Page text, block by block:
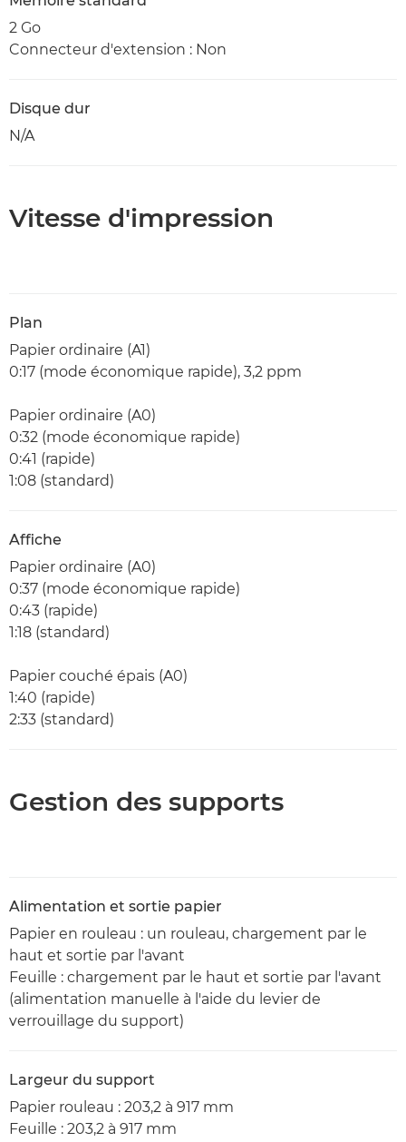
2 Go
Connecteur d'extension : Non
Disque dur
N/A
Vitesse d'impression
Plan
Papier ordinaire (A1)
0:17 (mode économique rapide), 3,2 ppm
Papier ordinaire (A0)
0:32 (mode économique rapide)
0:41 (rapide)
1:08 (standard)
Affiche
Papier ordinaire (A0)
0:37 (mode économique rapide)
0:43 (rapide)
1:18 (standard)
Papier couché épais (A0)
1:40 (rapide)
2:33 (standard)
Gestion des supports
Alimentation et sortie papier
Papier en rouleau : un rouleau, chargement par le
haut et sortie par l'avant
Feuille : chargement par le haut et sortie par l'avant
(alimentation manuelle à l'aide du levier de
verrouillage du support)
Largeur du support
Papier rouleau : 203,2 à 917 mm
Feuille : 203,2 à 917 mm